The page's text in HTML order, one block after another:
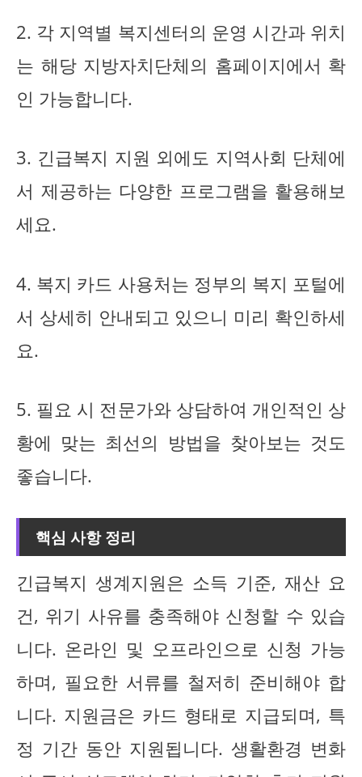
2. 각 지역별 복지센터의 운영 시간과 위치
는 해당 지방자치단체의 홈페이지에서 확
인 가능합니다.
3. 긴급복지 지원 외에도 지역사회 단체에
서 제공하는 다양한 프로그램을 활용해보
세요.
4. 복지 카드 사용처는 정부의 복지 포털에
서 상세히 안내되고 있으니 미리 확인하세
요.
5. 필요 시 전문가와 상담하여 개인적인 상
황에 맞는 최선의 방법을 찾아보는 것도
좋습니다.
핵심 사항 정리
긴급복지 생계지원은 소득 기준, 재산 요
건, 위기 사유를 충족해야 신청할 수 있습
니다. 온라인 및 오프라인으로 신청 가능
하며, 필요한 서류를 철저히 준비해야 합
니다. 지원금은 카드 형태로 지급되며, 특
정 기간 동안 지원됩니다. 생활환경 변화